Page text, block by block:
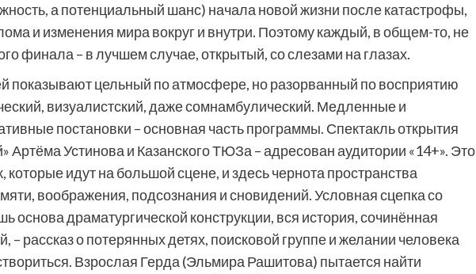
а потенциальный шанс) начала новой жизни после катастрофы,
и изменения мира вокруг и внутри. Поэтому каждый, в общем-то, не
финала – в лучшем случае, открытый, со слезами на глазах.
показывают цельный по атмосфере, но разорванный по восприятию
визуалистский, даже сомнамбулический. Медленные и
постановки – основная часть программы. Спектакль открытия
Артёма Устинова и Казанского ТЮЗа – адресован аудитории «14+». Это
которые идут на большой сцене, и здесь чернота пространства
воображения, подсознания и сновидений. Условная сцепка со
основа драматургической конструкции, вся история, сочинённая
рассказ о потерянных детях, поисковой группе и желании человека
Взрослая Герда (Эльмира Рашитова) пытается найти